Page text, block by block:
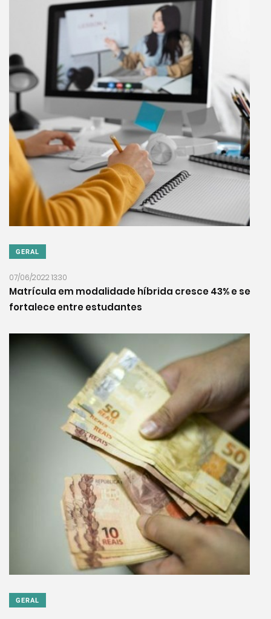
GERAL
07/06/2022 13:30
Matrícula em modalidade híbrida cresce 43% e se
fortalece entre estudantes
GERAL